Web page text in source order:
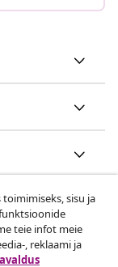
sisu ja
teie infot meie
, reklaami ja